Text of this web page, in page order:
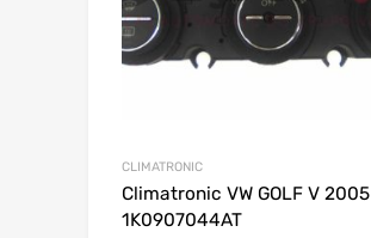
CLIMATRONIC
Climatronic VW GOLF V 2005
1K0907044AT